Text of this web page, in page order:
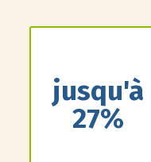
jusqu'à
27%